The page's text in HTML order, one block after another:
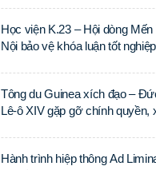
Học viện K.23 – Hội dòng
Nội bảo vệ khóa luận tốt
Tông du Guinea xích đạo –
Lê-ô XIV gặp gỡ chính quyền,
Hành trình hiệp thông Ad